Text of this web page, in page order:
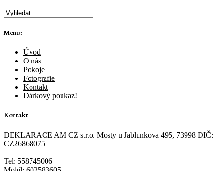
Menu:
Úvod
O nás
Pokoje
Fotografie
Kontakt
Dárkový poukaz!
Kontakt
DEKLARACE AM CZ s.r.o. Mosty u Jablunkova 495, 73998 DIČ:
CZ26868075
Tel: 558745006